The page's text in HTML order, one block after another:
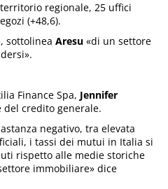
regionale, 25 uffici
(+48,6).
sottolineaAresu «di un settore
Finance Spa, Jennifer
credito generale.
negativo, tra elevata
i tassi dei mutui in Italia si
rispetto alle medie storiche
immobiliare» dice